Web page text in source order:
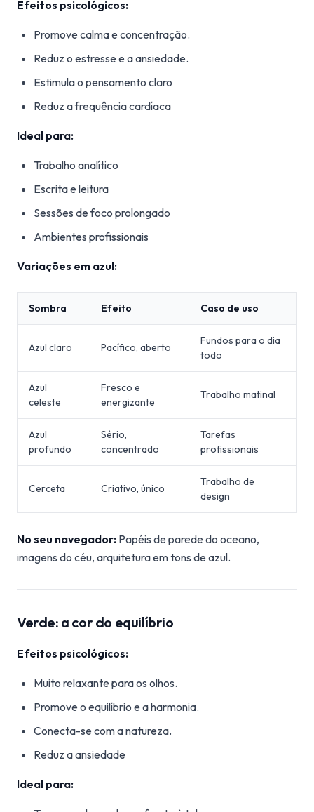
Efeitos psicológicos:
Promove calma e concentração.
Reduz o estresse e a ansiedade.
Estimula o pensamento claro
Reduz a frequência cardíaca
Ideal para:
Trabalho analítico
Escrita e leitura
Sessões de foco prolongado
Ambientes profissionais
Variações em azul:
Sombra Efeito Caso de uso
Azul claro Pacífico, aberto
Fundos para o dia
todo
Azul
celeste
Fresco e
energizante
Trabalho matinal
Azul
profundo
Sério,
concentrado
Tarefas
profissionais
Cerceta Criativo, único
Trabalho de
design
No seu navegador: Papéis de parede do oceano,
imagens do céu, arquitetura em tons de azul.
Verde: a cor do equilíbrio
Efeitos psicológicos:
Muito relaxante para os olhos.
Promove o equilíbrio e a harmonia.
Conecta-se com a natureza.
Reduz a ansiedade
Ideal para: